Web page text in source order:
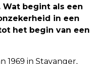
begint als een
in een
het begin van een
1969 in Stavanger,